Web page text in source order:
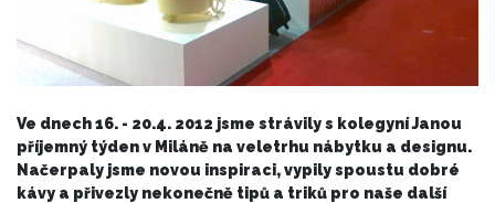
Ve dnech 16. - 20.4. 2012 jsme strávily s kolegyní Janou
příjemný týden v Miláně na veletrhu nábytku a designu.
Načerpaly jsme novou inspiraci, vypily spoustu dobré
kávy a přivezly nekonečně tipů a triků pro naše další